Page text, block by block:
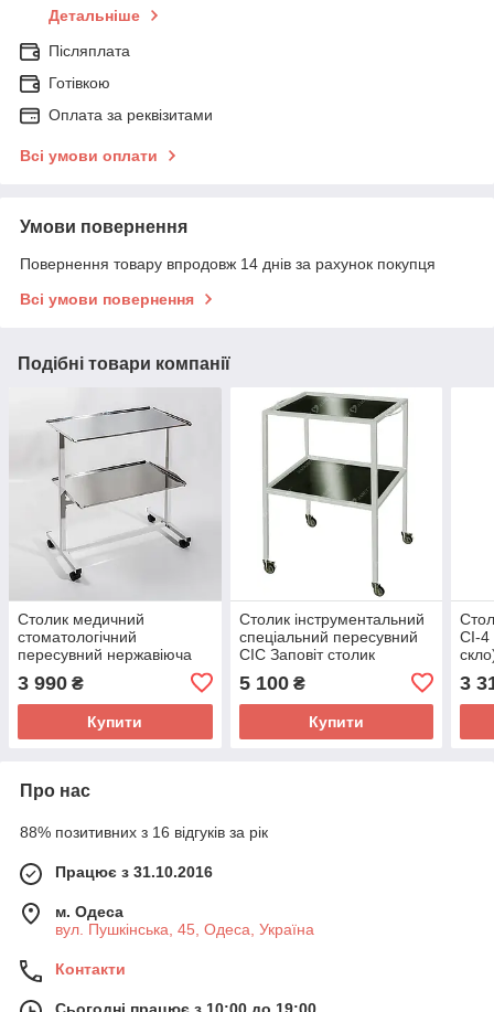
Детальніше
Післяплата
Готівкою
Оплата за реквізитами
Всі умови оплати
Умови повернення
Повернення товару впродовж 14 днів за рахунок покупця
Всі умови повернення
Подібні товари компанії
Столик медичний
стоматологічний
пересувний нержавіюча
інструментальний столик
стоматолога
3 990 ₴
Купити
Столик інструментальний
спеціальний пересувний
СІС Заповіт столик
інструментів із двома
полицями
5 100₴
Купити
СІ-4
3
Про нас
88% позитивних з 16 відгуків за рік
Працює з 31.10.2016
м. Одеса
вул. Пушкінська, 45, Одеса, Україна
Контакти